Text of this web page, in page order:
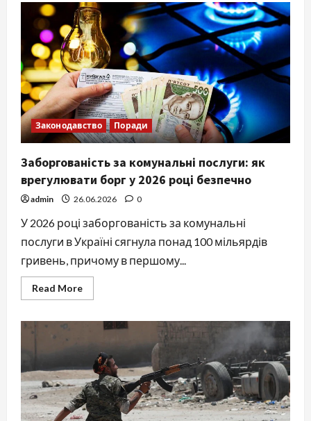
написати
скаргу:
повний
гід
з
прикладами
та
юридичними
тонкощами
2026
року
Законодавство Поради
Заборгованість за комунальні послуги: як
врегулювати борг у 2026 році безпечно
admin 26.06.2026 0
У 2026 році заборгованість за комунальні
послуги в Україні сягнула понад 100 мільярдів
гривень, причому в першому...
Read MoreRead
more
послуги:
врегулювати
борг
у
2026
році
безпечно